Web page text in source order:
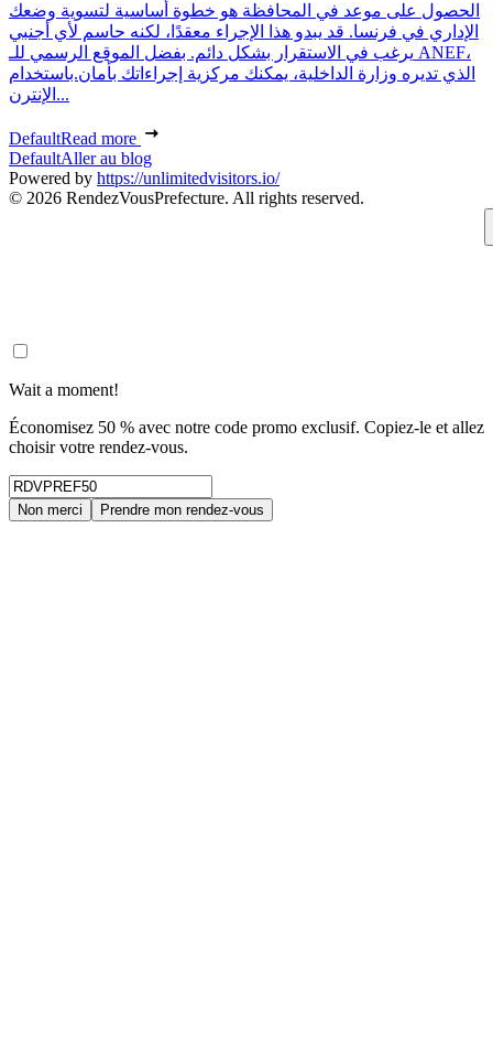
الحصول على موعد في المحافظة هو خطوة أساسية لتسوية وضعك
الإداري في فرنسا. قد يبدو هذا الإجراء معقدًا، لكنه حاسم لأي أجنبي
يرغب في الاستقرار بشكل دائم. بفضل الموقع الرسمي للـ ANEF،
الذي تديره وزارة الداخلية، يمكنك مركزية إجراءاتك بأمان.باستخدام
الإنترن...
DefaultRead more
DefaultAller au blog
Powered by https://unlimitedvisitors.io/
© 2026 RendezVousPrefecture. All rights reserved.
Wait a moment!
Économisez 50 % avec notre code promo exclusif. Copiez-le et allez
choisir votre rendez-vous.
Non merci Prendre mon rendez-vous